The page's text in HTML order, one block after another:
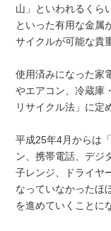
山」といわれるくら
といった有用な金属
サイクルが可能な貴
使用済みになった家
やエアコン、冷蔵庫
リサイクル法」に定
平成25年4月からは
ン、携帯電話、デジ
子レンジ、ドライヤ
なっていなかったほ
を進めていくことに